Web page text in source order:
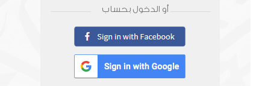
أو الدخول بحساب